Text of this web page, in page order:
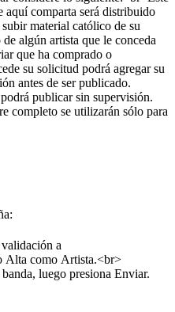
comparta será distribuido
material católico de su
algún artista que le conceda
que ha comprado o
su solicitud podrá agregar su
antes de ser publicado.
publicar sin supervisión.
completo se utilizarán sólo para
a
Alta como Artista.<br>
luego presiona Enviar.